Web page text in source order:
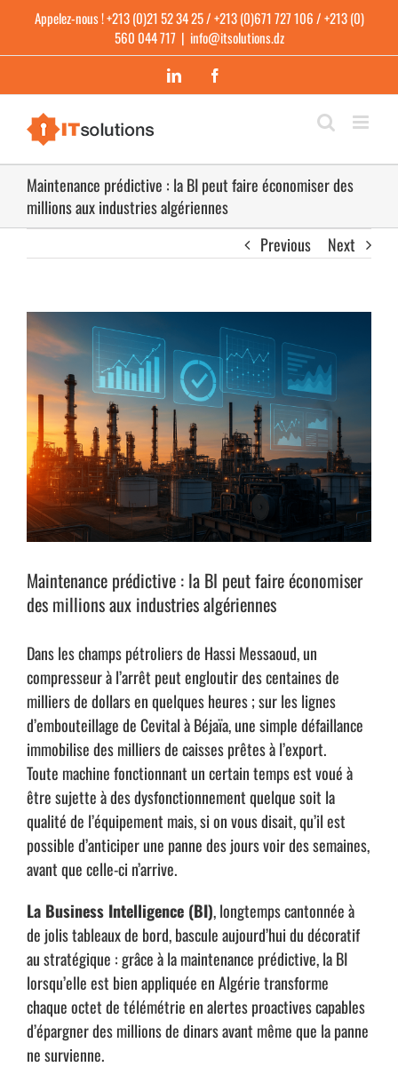
content
Appelez-nous ! +213 (0)21 52 34 25 / +213 (0)671 727 106 / +213 (0)
560 044 717 | info@itsolutions.dz
LinkedIn
Maintenance prédictive : la BI peut faire économiser des
millions aux industries algériennes
Previous
Next
View
Larger
Image
Maintenance prédictive : la BI peut faire économiser
des millions aux industries algériennes
Dans les champs pétroliers de Hassi Messaoud, un
compresseur à l’arrêt peut engloutir des centaines de
milliers de dollars en quelques heures ; sur les lignes
d’embouteillage de Cevital à Béjaïa, une simple défaillance
immobilise des milliers de caisses prêtes à l’export.
Toute machine fonctionnant un certain temps est voué à
être sujette à des dysfonctionnement quelque soit la
qualité de l’équipement mais, si on vous disait, qu’il est
possible d’anticiper une panne des jours voir des semaines,
avant que celle-ci n’arrive.
La Business Intelligence (BI), longtemps cantonnée à
de jolis tableaux de bord, bascule aujourd’hui du décoratif
au stratégique : grâce à la maintenance prédictive, la BI
lorsqu’elle est bien appliquée en Algérie transforme
chaque octet de télémétrie en alertes proactives capables
d’épargner des millions de dinars avant même que la panne
ne survienne.